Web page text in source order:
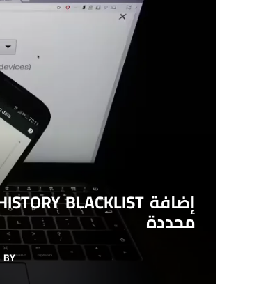
محددة
BY